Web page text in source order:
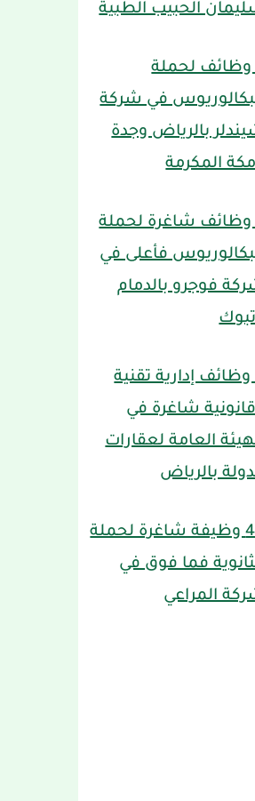
الحبيب الطبية
وظائف لحملة
في شركة
بالرياض وجدة
المكرمة
وظائف شاغرة لحملة
فأعلى في
فوجرو بالدمام
4 وظائف إدارية تقنية
شاغرة في
العامة لعقارات
بالرياض
40 وظيفة شاغرة لحملة
فما فوق في
المراعي